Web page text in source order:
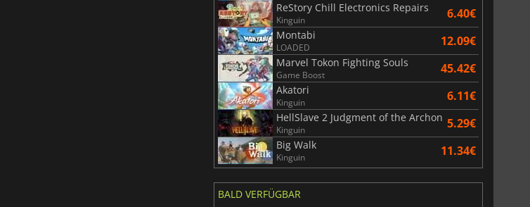
ReStory Chill Electronics Repairs
Kinguin 6.40€
Montabi
LOADED 12.09€
Marvel Tokon Fighting Souls
Game Boost 45.42€
Akatori
Kinguin 6.11€
HellSlave 2 Judgment of the Archon
Kinguin 5.29€
Big Walk
Kinguin 11.34€
BALD VERFÜGBAR